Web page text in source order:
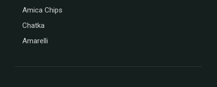
Amica Chips
Chatka
Amarelli